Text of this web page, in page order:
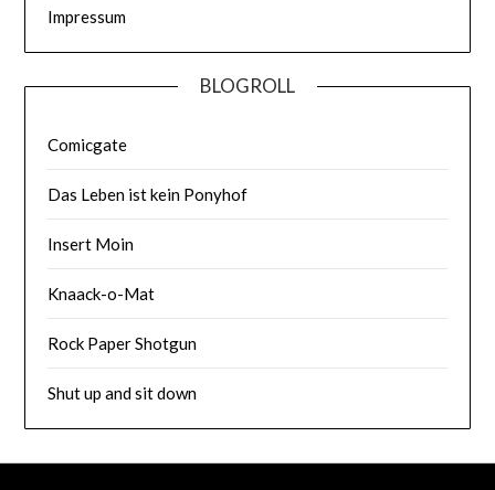
Impressum
BLOGROLL
Comicgate
Das Leben ist kein Ponyhof
Insert Moin
Knaack-o-Mat
Rock Paper Shotgun
Shut up and sit down